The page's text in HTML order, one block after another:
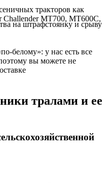
тракторов как
Challender МТ700, МТ600С,
на штрафстоянку и срыву
белому»: у нас есть все
вы можете не
тралами и ее